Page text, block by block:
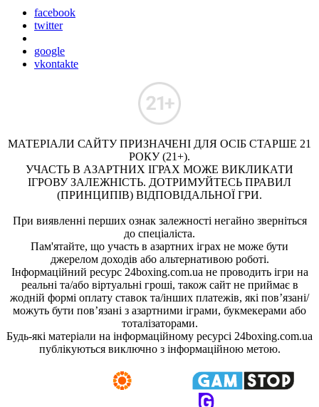
facebook
twitter
google
vkontakte
МАТЕРІАЛИ САЙТУ ПРИЗНАЧЕНІ ДЛЯ ОСІБ СТАРШЕ 21
РОКУ (21+).
УЧАСТЬ В АЗАРТНИХ ІГРАХ МОЖЕ ВИКЛИКАТИ
ІГРОВУ ЗАЛЕЖНІСТЬ. ДОТРИМУЙТЕСЬ ПРАВИЛ
(ПРИНЦИПІВ) ВІДПОВІДАЛЬНОЇ ГРИ.
При виявленні перших ознак залежності негайно зверніться
до спеціаліста.
Пам'ятайте, що участь в азартних іграх не може бути
джерелом доходів або альтернативою роботі.
Інформаційний ресурс 24boxing.com.ua не проводить ігри на
реальні та/або віртуальні гроші, також сайт не приймає в
жодній формі оплату ставок та/інших платежів, які пов’язані/
можуть бути пов’язані з азартними іграми, букмекерами або
тоталізаторами.
Будь-які матеріали на інформаційному ресурсі 24boxing.com.ua
публікуються виключно з інформаційною метою.